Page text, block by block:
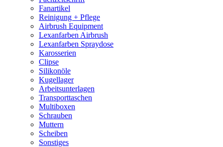
Fanartikel
Reinigung + Pflege
Airbrush Equipment
Lexanfarben Airbrush
Lexanfarben Spraydose
Karosserien
Clipse
Silikonöle
Kugellager
Arbeitsunterlagen
Transporttaschen
Multiboxen
Schrauben
Muttern
Scheiben
Sonstiges